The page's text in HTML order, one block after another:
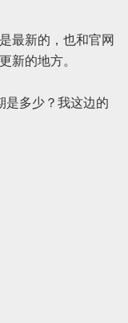
最新的，也和官网
新的地方。
是多少？我这边的